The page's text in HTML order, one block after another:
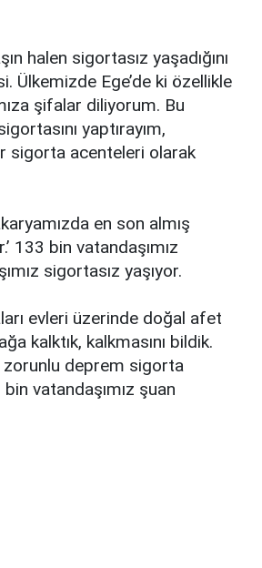
halen sigortasız yaşadığını
Ülkemizde Ege’de ki özellikle
şifalar diliyorum. Bu
yaptırayım,
sigorta acenteleri olarak
en son almış
133 bin vatandaşımız
sigortasız yaşıyor.
evleri üzerinde doğal afet
kalktık, kalkmasını bildik.
deprem sigorta
vatandaşımız şuan